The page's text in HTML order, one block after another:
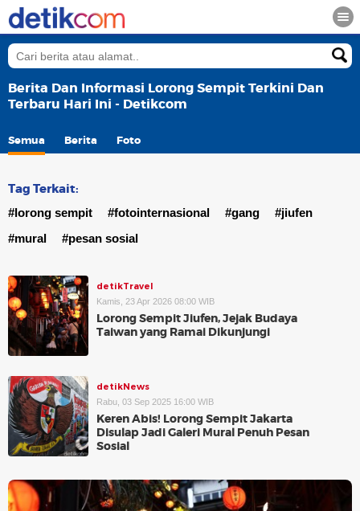
Berita Dan Informasi Lorong Sempit Terkini Dan
Terbaru Hari Ini - Detikcom
Semua Berita Foto
Tag Terkait:
#lorong sempit #fotointernasional #gang
#jiufen
#mural
#pesan sosial
detikTravel
Kamis, 23 Apr 2026 08:00 WIB
Lorong Sempit Jiufen, Jejak Budaya
Taiwan yang Ramai Dikunjungi
detikNews
Rabu, 03 Sep 2025 16:00 WIB
Keren Abis! Lorong Sempit Jakarta
Disulap Jadi Galeri Mural Penuh Pesan
Sosial